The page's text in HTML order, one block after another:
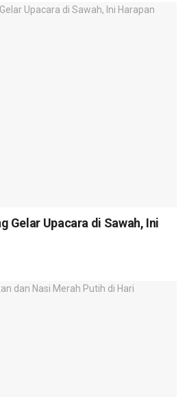
Gelar Upacara di Sawah, Ini